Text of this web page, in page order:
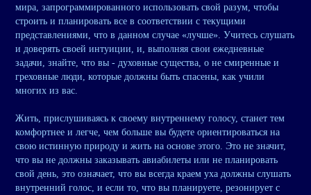
мира, запрограммированного использовать свой разум, чтобы
строить и планировать все в соответствии с текущими
представлениями, что в данном случае «лучше». Учитесь слушать
и доверять своей интуиции, и, выполняя свои ежедневные
задачи, знайте, что вы - духовные существа, о не смиренные и
греховные люди, которые должны быть спасены, как учили
многих из вас.
Жить, прислушиваясь к своему внутреннему голосу, станет тем
комфортнее и легче, чем больше вы будете ориентироваться на
свою истинную природу и жить на основе этого. Это не значит,
что вы не должны заказывать авиабилеты или не планировать
свой день, это означает, что вы всегда краем уха должны слушать
внутренний голос, и если то, что вы планируете, резонирует с